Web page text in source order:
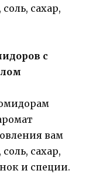
сахар,
с
вам
сахар,
и специи.